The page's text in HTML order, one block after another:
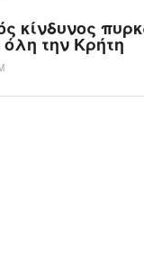
κίνδυνος
την Κρήτη